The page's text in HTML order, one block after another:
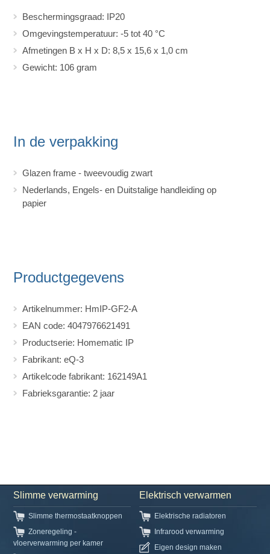
Beschermingsgraad: IP20
Omgevingstemperatuur: -5 tot 40 °C
Afmetingen B x H x D: 8,5 x 15,6 x 1,0 cm
Gewicht: 106 gram
In de verpakking
Glazen frame - tweevoudig zwart
Nederlands, Engels- en Duitstalige handleiding op
papier
Productgegevens
Artikelnummer: HmIP-GF2-A
EAN code: 4047976621491
Productserie: Homematic IP
Fabrikant: eQ-3
Artikelcode fabrikant: 162149A1
Fabrieksgarantie: 2 jaar
Slimme verwarming
Slimme thermostaatknoppen
Zoneregeling -
vloerverwarming per kamer
Elektrisch verwarmen
Elektrische radiatoren
Infrarood verwarming
Eigen design maken